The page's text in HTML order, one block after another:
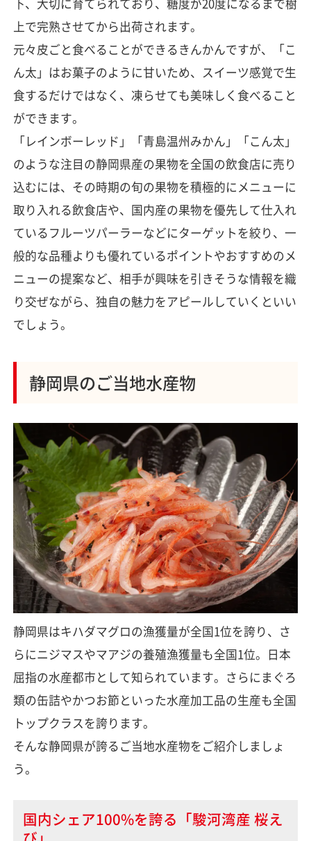
下、大切に育てられており、糖度が20度になるまで樹
上で完熟させてから出荷されます。
元々皮ごと食べることができるきんかんですが、「こ
ん太」はお菓子のように甘いため、スイーツ感覚で生
食するだけではなく、凍らせても美味しく食べること
ができます。
「レインボーレッド」「青島温州みかん」「こん太」
のような注目の静岡県産の果物を全国の飲食店に売り
込むには、その時期の旬の果物を積極的にメニューに
取り入れる飲食店や、国内産の果物を優先して仕入れ
ているフルーツパーラーなどにターゲットを絞り、一
般的な品種よりも優れているポイントやおすすめのメ
ニューの提案など、相手が興味を引きそうな情報を織
り交ぜながら、独自の魅力をアピールしていくといい
でしょう。
静岡県のご当地水産物
静岡県はキハダマグロの漁獲量が全国1位を誇り、さ
らにニジマスやマアジの養殖漁獲量も全国1位。日本
屈指の水産都市として知られています。さらにまぐろ
類の缶詰やかつお節といった水産加工品の生産も全国
トップクラスを誇ります。
そんな静岡県が誇るご当地水産物をご紹介しましょ
う。
国内シェア100%を誇る「駿河湾産 桜え